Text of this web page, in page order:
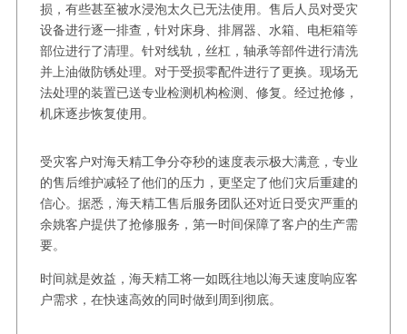
损，有些甚至被水浸泡太久已无法使用。售后人员对受灾
设备进行逐一排查，针对床身、排屑器、水箱、电柜箱等
部位进行了清理。针对线轨，丝杠，轴承等部件进行清洗
并上油做防锈处理。对于受损零配件进行了更换。现场无
法处理的装置已送专业检测机构检测、修复。经过抢修，
机床逐步恢复使用。
受灾客户对海天精工争分夺秒的速度表示极大满意，专业
的售后维护减轻了他们的压力，更坚定了他们灾后重建的
信心。据悉，海天精工售后服务团队还对近日受灾严重的
余姚客户提供了抢修服务，第一时间保障了客户的生产需
要。
时间就是效益，海天精工将一如既往地以海天速度响应客
户需求，在快速高效的同时做到周到彻底。